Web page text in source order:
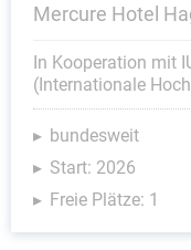
Mercure Hotel
In Kooperation mit
(Internationale
bundesweit
Start: 2026
Freie Plätze: 1